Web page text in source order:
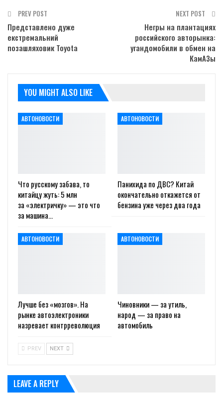
PREV POST
Представлено дуже
екстремальний
позашляховик Toyota
NEXT POST
Негры на плантациях
российского авторынка:
угандомобили в обмен на
КамАЗы
YOU MIGHT ALSO LIKE
АВТОНОВОСТИ
Что русскому забава, то
китайцу жуть: 5 млн
за «электричку» — это что
за машина…
АВТОНОВОСТИ
Панихида по ДВС? Китай
окончательно откажется от
бензина уже через два года
АВТОНОВОСТИ
Лучше без «мозгов». На
рынке автоэлектроники
назревает контрреволюция
АВТОНОВОСТИ
Чиновники — за утиль,
народ — за право на
автомобиль
PREV NEXT
LEAVE A REPLY